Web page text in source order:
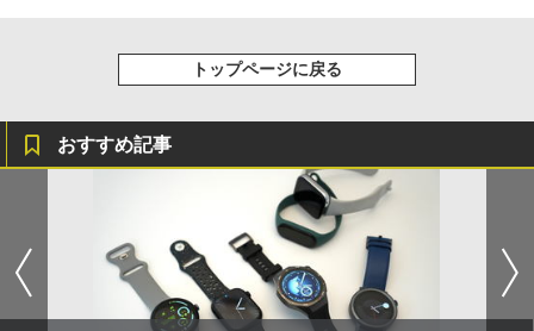
トップページに戻る
おすすめ記事